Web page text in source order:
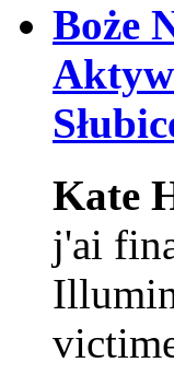
Boże
Kate
j'ai